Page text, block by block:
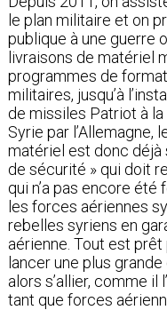
le plan militaire et on
publique à une guerre
livraisons de matériel
programmes de
militaires, jusqu’à
de missiles Patriot à
Syrie par l’Allemagne,
matériel est donc déjà
de sécurité » qui doit
qui n’a pas encore
les forces aériennes
rebelles syriens en
aérienne. Tout est
lancer une plus
alors s’allier, comme il
tant que forces